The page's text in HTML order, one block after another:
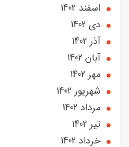
اسفند 1402
دی 1402
آذر 1402
آبان 1402
مهر 1402
شهریور 1402
مرداد 1402
تير 1402
خرداد 1402